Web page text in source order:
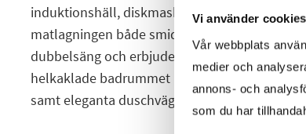
Vi använder cookies
Vår webbplats
medier och
annons- och
som du har
induktionshäll, diskmaskin och mikro samt
matlagningen både smidig och inspirerande.
dubbelsäng och erbjuder praktisk förvaring
helkaklade badrummet är utrustat med
samt eleganta duschväggar för extra komfort i